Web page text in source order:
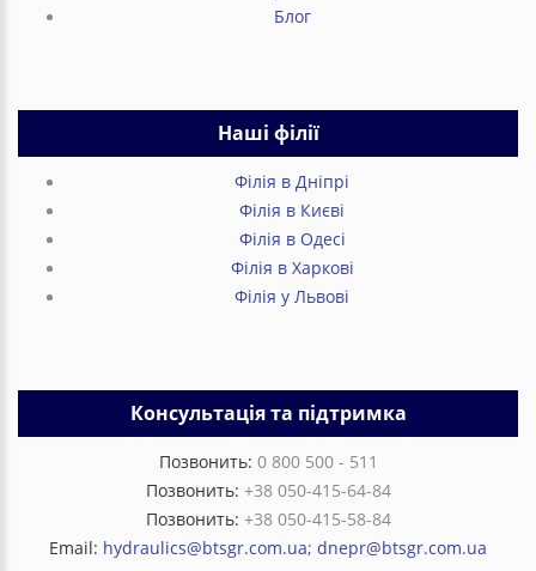
Блог
Наші філії
Філія в Дніпрі
Філія в Києві
Філія в Одесі
Філія в Харкові
Філія у Львові
Консультація та підтримка
Позвонить: 0 800 500 - 511
Позвонить: +38 050-415-64-84
Позвонить: +38 050-415-58-84
Email: hydraulics@btsgr.com.ua; dnepr@btsgr.com.ua